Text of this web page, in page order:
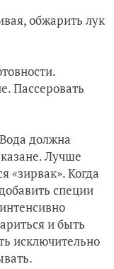
обжарить лук
Пассеровать
должна
Лучше
«зирвак». Когда
специи
и быть
исключительно